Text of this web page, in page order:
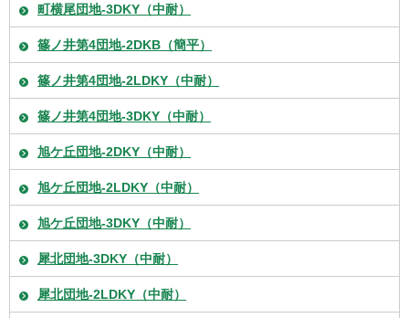
町横尾団地-3DKY（中耐）
篠ノ井第4団地-2DKB（簡平）
篠ノ井第4団地-2LDKY（中耐）
篠ノ井第4団地-3DKY（中耐）
旭ケ丘団地-2DKY（中耐）
旭ケ丘団地-2LDKY（中耐）
旭ケ丘団地-3DKY（中耐）
犀北団地-3DKY（中耐）
犀北団地-2LDKY（中耐）